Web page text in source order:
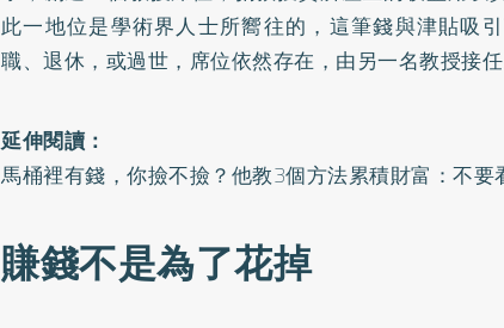
此一地位是學術界人士所嚮往的，這筆錢與津貼吸
職、退休，或過世，席位依然存在，由另一名教授接任
延伸閱讀：
馬桶裡有錢，你撿不撿？他教3個方法累積財富：不要
賺錢不是為了花掉